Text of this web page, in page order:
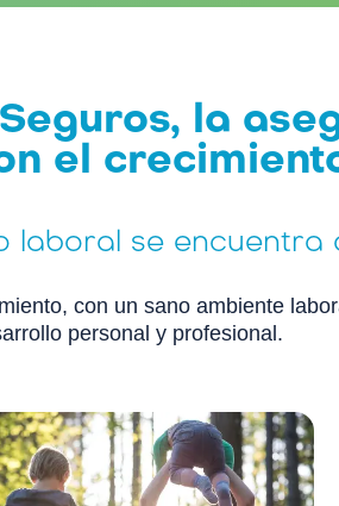
la
el
laboral se encuentra
con un sano ambiente
personal y profesional.